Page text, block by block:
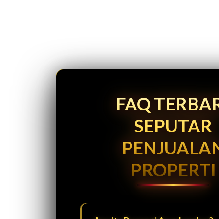
FAQ
SEPUTAR
PROPERTI